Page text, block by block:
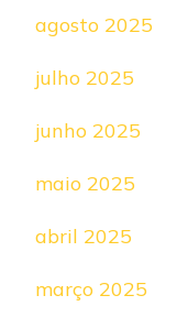
agosto 2025
julho 2025
junho 2025
maio 2025
abril 2025
março 2025